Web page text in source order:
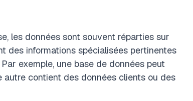
les données sont souvent réparties sur
des informations spécialisées pertinentes
exemple, une base de données peut
contient des données clients ou des